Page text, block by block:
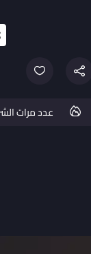
عدد مرات